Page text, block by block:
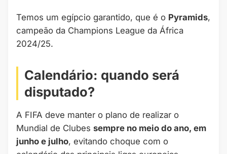
Temos um egípcio garantido, que é o Pyramids,
campeão da Champions League da África
2024/25.
Calendário: quando será
disputado?
A FIFA deve manter o plano de realizar o
Mundial de Clubes sempre no meio do ano, em
junho e julho, evitando choque com o